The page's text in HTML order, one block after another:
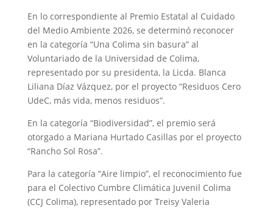
En lo correspondiente al Premio Estatal al Cuidado
del Medio Ambiente 2026, se determinó reconocer
en la categoría “Una Colima sin basura” al
Voluntariado de la Universidad de Colima,
representado por su presidenta, la Licda. Blanca
Liliana Díaz Vázquez, por el proyecto “Residuos Cero
UdeC, más vida, menos residuos”.
En la categoría “Biodiversidad”, el premio será
otorgado a Mariana Hurtado Casillas por el proyecto
“Rancho Sol Rosa”.
Para la categoría “Aire limpio”, el reconocimiento fue
para el Colectivo Cumbre Climática Juvenil Colima
(CCJ Colima), representado por Treisy Valeria